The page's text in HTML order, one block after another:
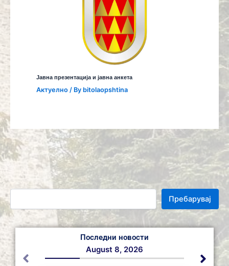
Пребарувај
Последни новости
August 8, 2026
Јавна презентација и јавна анкета
Aктуелно / By bitolaopshtina